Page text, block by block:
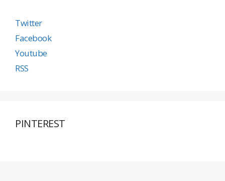
Twitter
Facebook
Youtube
RSS
PINTEREST